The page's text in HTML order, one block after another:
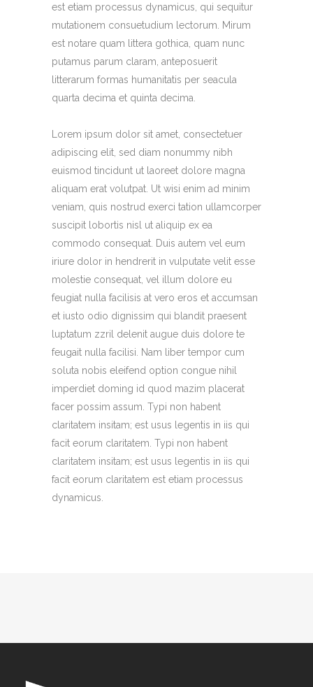
est etiam processus dynamicus, qui sequitur
mutationem consuetudium lectorum. Mirum
est notare quam littera gothica, quam nunc
putamus parum claram, anteposuerit
litterarum formas humanitatis per seacula
quarta decima et quinta decima.
Lorem ipsum dolor sit amet, consectetuer
adipiscing elit, sed diam nonummy nibh
euismod tincidunt ut laoreet dolore magna
aliquam erat volutpat. Ut wisi enim ad minim
veniam, quis nostrud exerci tation ullamcorper
suscipit lobortis nisl ut aliquip ex ea
commodo consequat. Duis autem vel eum
iriure dolor in hendrerit in vulputate velit esse
molestie consequat, vel illum dolore eu
feugiat nulla facilisis at vero eros et accumsan
et iusto odio dignissim qui blandit praesent
luptatum zzril delenit augue duis dolore te
feugait nulla facilisi. Nam liber tempor cum
soluta nobis eleifend option congue nihil
imperdiet doming id quod mazim placerat
facer possim assum. Typi non habent
claritatem insitam; est usus legentis in iis qui
facit eorum claritatem. Typi non habent
claritatem insitam; est usus legentis in iis qui
facit eorum claritatem est etiam processus
dynamicus.